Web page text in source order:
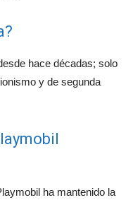
hace décadas; solo
y de segunda
ha mantenido la